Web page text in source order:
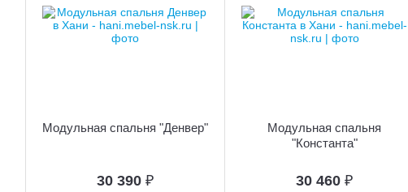
Модульная спальня "Денвер"
30 390 ₽
Модульная спальня
"Константа"
30 460 ₽